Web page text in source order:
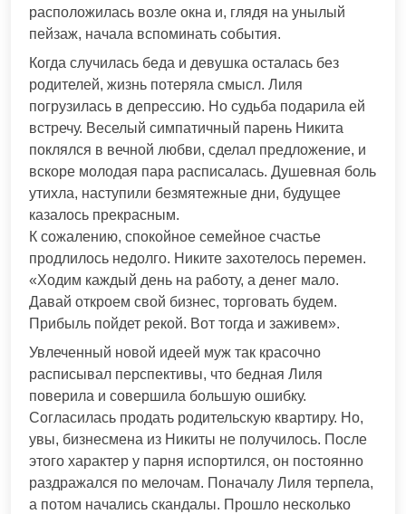
расположилась возле окна и, глядя на унылый
пейзаж, начала вспоминать события.
Когда случилась беда и девушка осталась без
родителей, жизнь потеряла смысл. Лиля
погрузилась в депрессию. Но судьба подарила ей
встречу. Веселый симпатичный парень Никита
поклялся в вечной любви, сделал предложение, и
вскоре молодая пара расписалась. Душевная боль
утихла, наступили безмятежные дни, будущее
казалось прекрасным.
К сожалению, спокойное семейное счастье
продлилось недолго. Никите захотелось перемен.
«Ходим каждый день на работу, а денег мало.
Давай откроем свой бизнес, торговать будем.
Прибыль пойдет рекой. Вот тогда и заживем».
Увлеченный новой идеей муж так красочно
расписывал перспективы, что бедная Лиля
поверила и совершила большую ошибку.
Согласилась продать родительскую квартиру. Но,
увы, бизнесмена из Никиты не получилось. После
этого характер у парня испортился, он постоянно
раздражался по мелочам. Поначалу Лиля терпела,
а потом начались скандалы. Прошло несколько